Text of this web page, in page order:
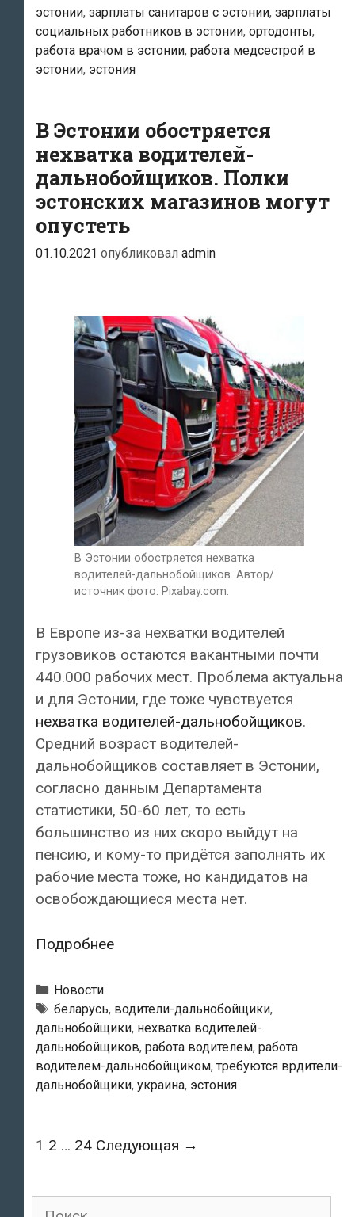
в
месяц
у
1900
евро
—
у
школьных
врачей
эстонии, зарплаты санитаров с эстонии, зарплаты
социальных работников в эстонии, ортодонты,
работа врачом в эстонии, работа медсестрой в
эстонии, эстония
В Эстонии обостряется
нехватка водителей-
дальнобойщиков. Полки
эстонских магазинов могут
опустеть
01.10.2021 опубликовал admin
В Эстонии обостряется нехватка
водителей-дальнобойщиков. Автор/
источник фото: Pixabay.com.
В Европе из-за нехватки водителей
грузовиков остаются вакантными почти
440.000 рабочих мест. Проблема актуальна
и для Эстонии, где тоже чувствуется
нехватка водителей-дальнобойщиков.
Средний возраст водителей-
дальнобойщиков составляет в Эстонии,
согласно данным Департамента
статистики, 50-60 лет, то есть
большинство из них скоро выйдут на
пенсию, и кому-то придётся заполнять их
рабочие места тоже, но кандидатов на
освобождающиеся места нет.
ПодробнееВ
нехватка
водителей-
дальнобойщиков.
Полки
могут
Рубрики
Новости
Теги
беларусь, водители-дальнобойщики,
дальнобойщики, нехватка водителей-
дальнобойщиков, работа водителем, работа
водителем-дальнобойщиком,требуются врдители-
дальнобойщики, украина, эстония
Post
1 2 … 24 Следующая →
Поиск